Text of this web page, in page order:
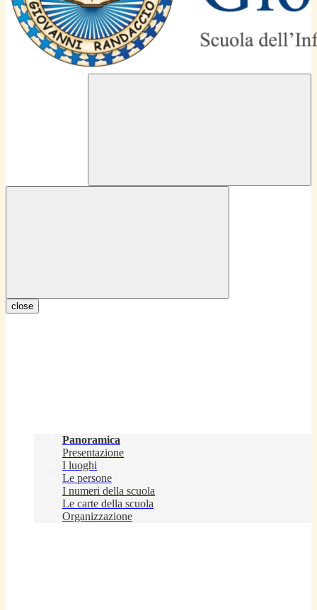
close
Panoramica
Presentazione
I luoghi
Le persone
I numeri della scuola
Le carte della scuola
Organizzazione